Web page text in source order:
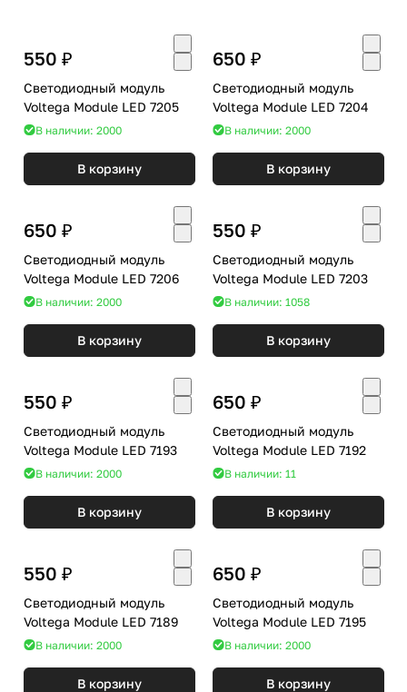
550 ₽
Светодиодный модуль
Voltega Module LED 7205
В наличии: 2000
В корзину
650 ₽
Светодиодный модуль
Voltega Module LED 7204
В наличии: 2000
В корзину
650 ₽
Светодиодный модуль
Voltega Module LED 7206
В наличии: 2000
В корзину
550 ₽
Светодиодный модуль
Voltega Module LED 7203
В наличии: 1058
В корзину
550 ₽
Светодиодный модуль
Voltega Module LED 7193
В наличии: 2000
В корзину
650 ₽
Светодиодный модуль
Voltega Module LED 7192
В наличии: 11
В корзину
550 ₽
Светодиодный модуль
Voltega Module LED 7189
В наличии: 2000
В корзину
650 ₽
Светодиодный модуль
Voltega Module LED 7195
В наличии: 2000
В корзину